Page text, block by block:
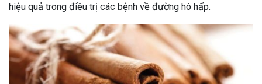
hiệu quả trong điều trị các bệnh về đường hô hấp.